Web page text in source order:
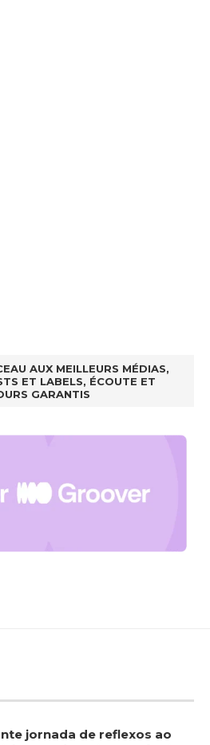
AUX MEILLEURS MÉDIAS,
ET LABELS, ÉCOUTE ET
GARANTIS
jornada de reflexos ao